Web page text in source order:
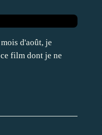
d'août, je
film dont je ne